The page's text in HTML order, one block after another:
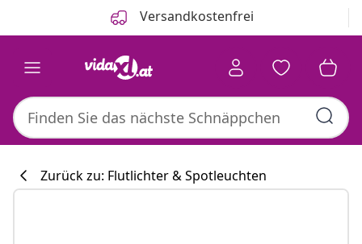
Versandkostenfrei
Zurück zu: Flutlichter & Spotleuchten